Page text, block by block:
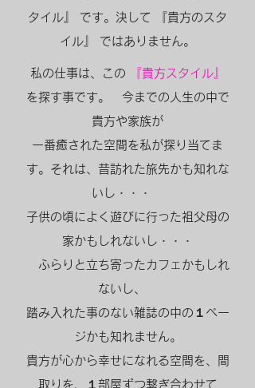
タイル』 です。決して 『貴方のスタ
イル』 ではありません。
​私の仕事は、この 『貴方スタイル』
を探す事です。 今までの人生の中で
貴方や家族が
一番癒された空間を私が探り当てま
す。それは、昔訪れた旅先かも知れな
いし・・・
子供の頃によく遊びに行った祖父母の
家かもしれないし・・・
ふらりと立ち寄ったカフェかもしれ
ないし、
踏み入れた事のない雑誌の中の１ペー
ジかも知れません。
貴方が心から幸せになれる空間を、間
取りを、１部屋ずつ繋ぎ合わせて